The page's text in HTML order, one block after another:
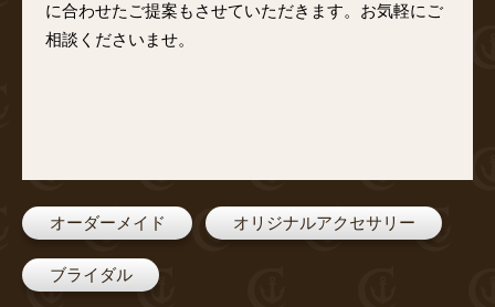
に合わせたご提案もさせていただきます。お気軽にご
相談くださいませ。
オーダーメイド オリジナルアクセサリー
ブライダル